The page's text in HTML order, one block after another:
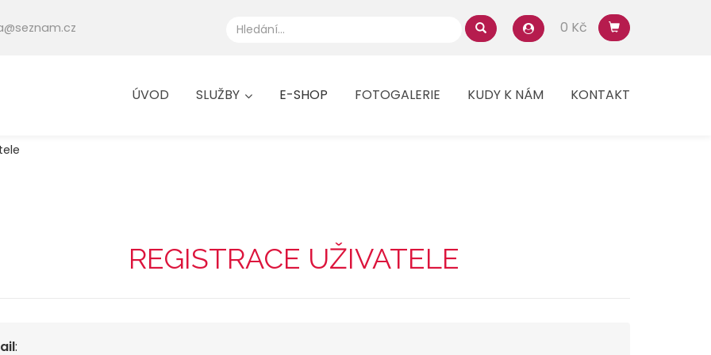
0 Kč
ÚVOD SLUŽBY E-SHOP FOTOGALERIE KUDY K NÁM KONTAKT
REGISTRACE UŽIVATELE
: